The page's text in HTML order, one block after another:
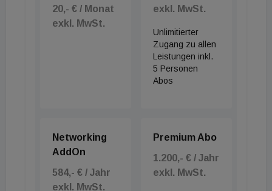
20,- € / Monat
exkl. MwSt.
exkl. MwSt.
Unlimitierter
Zugang zu allen
Leistungen inkl.
5 Personen
Abos
Networking
AddOn
584,- € / Jahr
exkl. MwSt.
Premium Abo
1.200,- € / Jahr
exkl. MwSt.